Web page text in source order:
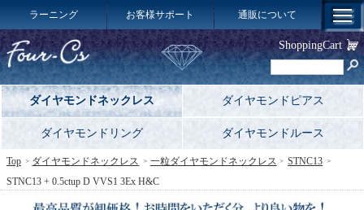
ラーニング お客様サポート 通販について
ダイヤモンドネックレス ダイヤモンドピアス
ダイヤモンドリング ダイヤモンドルース
Top ダイヤモンドネックレス 一粒ダイヤモンドネックレス
STNC13
STNC13 + 0.5ctup D VVS1 3Ex H&C
ShoppingCart